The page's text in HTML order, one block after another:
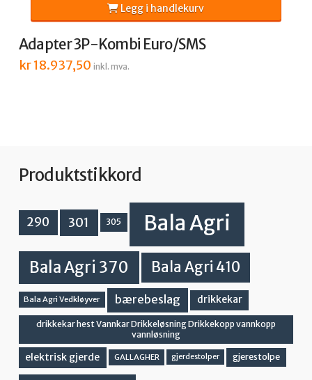
Adapter 3P-Kombi Euro/SMS
kr18.937,50 inkl. mva.
Legg i handlekurv
Produktstikkord
290 301 305 Bala Agri
Bala Agri 370 Bala Agri 410
Bala Agri Vedkløyver bærebeslag drikkekar
drikkekar hest Vannkar Drikkeløsning Drikkekopp vannkopp
vannløsning
elektrisk gjerde GALLAGHER gjerdestolper gjerestolpe